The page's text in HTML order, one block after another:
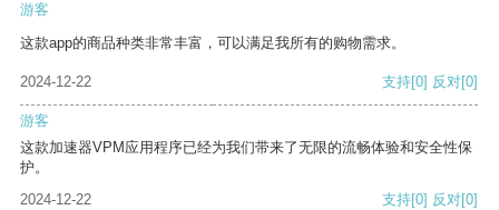
游客
这款app的商品种类非常丰富，可以满足我所有的购物需求。
2024-12-22 支持[0] 反对[0]
游客
这款加速器VPM应用程序已经为我们带来了无限的流畅体验和安全性保
护。
2024-12-22
支持[0] 反对[0]